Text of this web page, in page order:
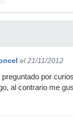
el 21/11/2012
por
al contrario me